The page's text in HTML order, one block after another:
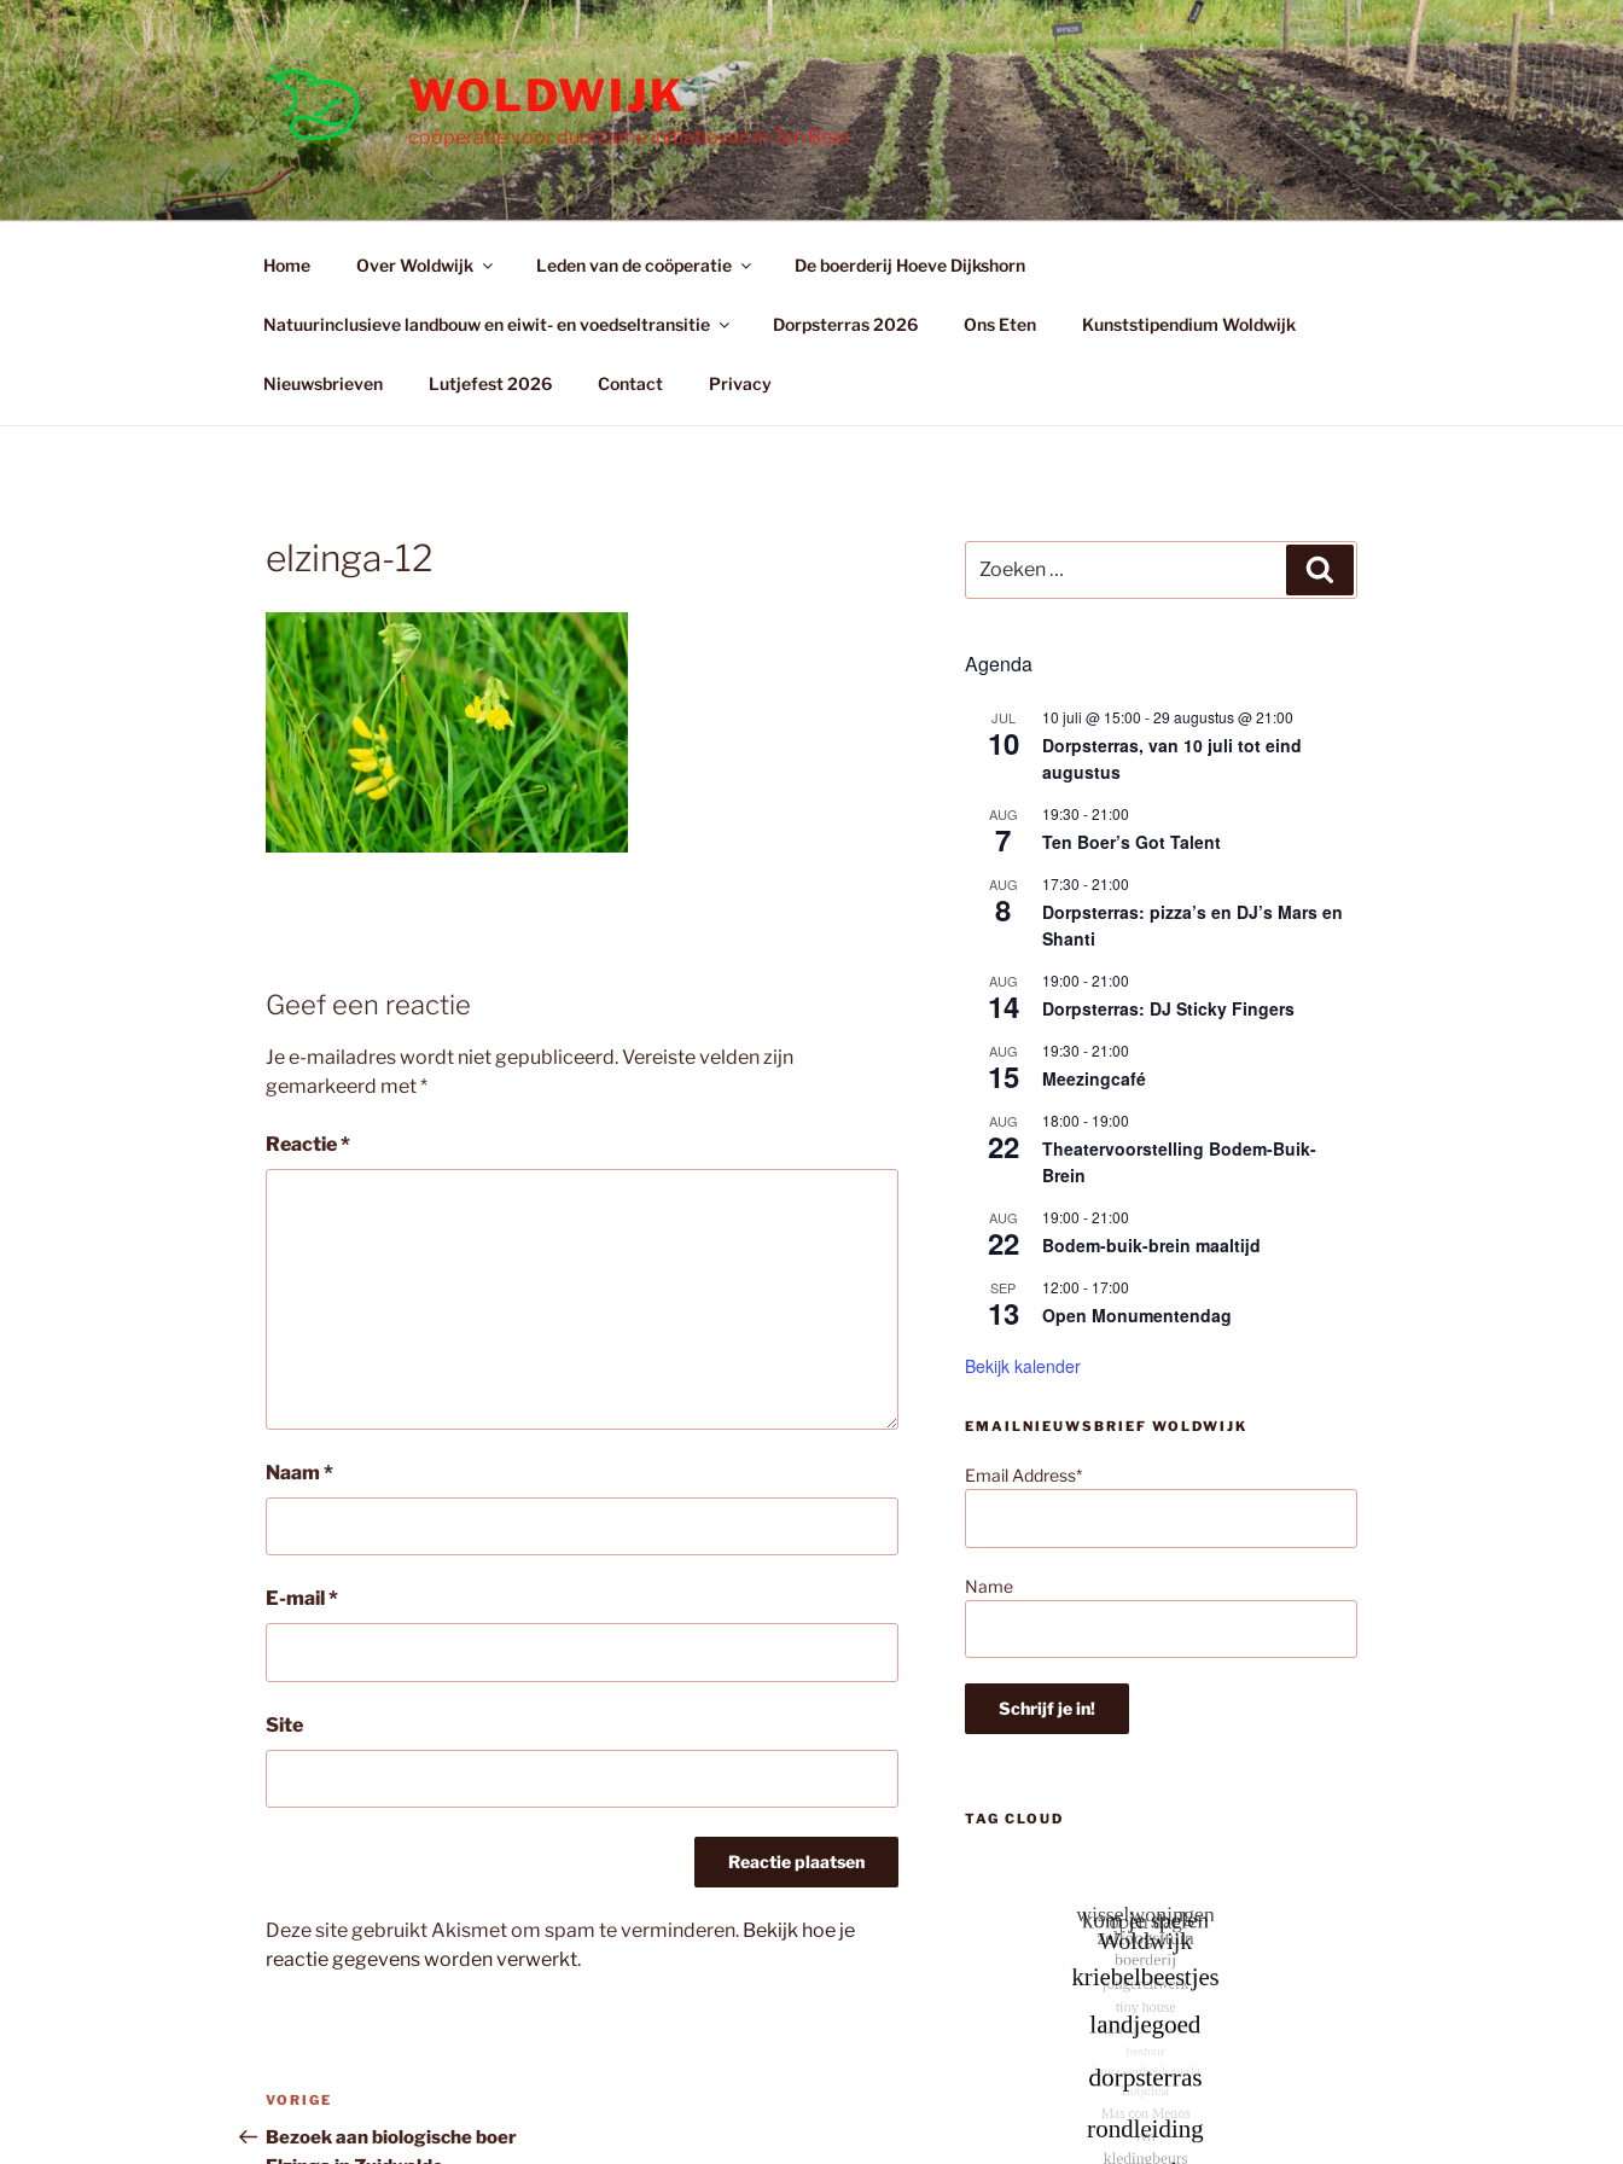
Ga
naar
de
inhoud
WOLDWIJK
coöperatie voor duurzame initiatieven in Ten Boer
Home Over Woldwijk Leden van de coöperatie De boerderij Hoeve Dijkshorn
Natuurinclusieve landbouw en eiwit- en voedseltransitie Dorpsterras 2026 Ons Eten Kunststipendium Woldwijk
Nieuwsbrieven Lutjefest 2026 Contact Privacy
elzinga-12
Geef een reactie
Je e-mailadres wordt niet gepubliceerd.Vereiste velden zijn
gemarkeerd met*
Reactie*
Naam *
E-mail *
Site
Deze site gebruikt Akismet om spam te verminderen. Bekijk hoe je
reactie gegevens worden verwerkt.
Bericht
navigatie
Vorig
bericht
VORIGE
Bezoek aan biologische boer
naar:
Agenda
JUL
10
10 juli @ 15:00 -29 augustus @ 21:00
Dorpsterras, van 10 juli tot eind
augustus
AUG
7
19:30 -21:00
Ten Boer’s Got Talent
AUG
8
17:30 -21:00
Dorpsterras: pizza’s en DJ’s Mars en
Shanti
AUG
14
19:00 -21:00
Dorpsterras: DJ Sticky Fingers
AUG
15
19:30 -21:00
Meezingcafé
AUG
22
18:00 - 19:00
Theatervoorstelling Bodem-Buik-
Brein
AUG
22
19:00 -21:00
Bodem-buik-brein maaltijd
SEP
13
12:00 - 17:00
Open Monumentendag
Bekijk kalender
EMAILNIEUWSBRIEF WOLDWIJK
Email Address*
Name
TAG CLOUD